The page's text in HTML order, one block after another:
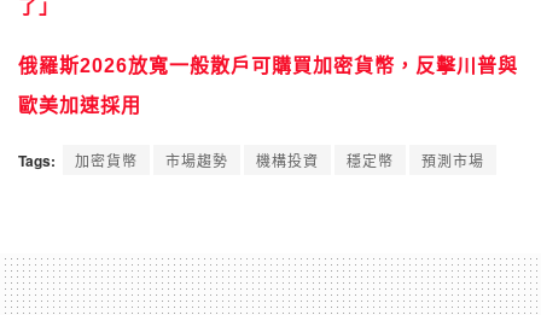
了」
俄羅斯2026放寬一般散戶可購買加密貨幣，反擊川普與
歐美加速採用
Tags: 加密貨幣 市場趨勢 機構投資 穩定幣 預測市場